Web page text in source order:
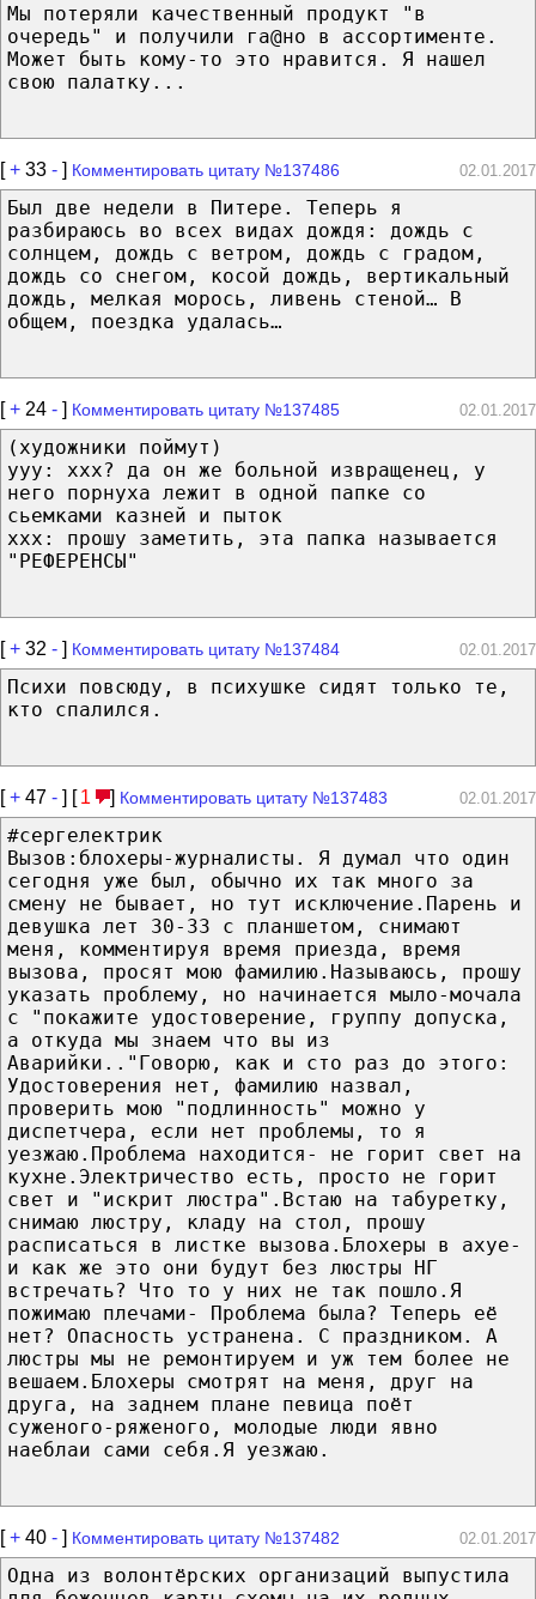
Мы потеряли качественный продукт "в
очередь" и получили га@но в ассортименте.
Может быть кому-то это нравится. Я нашел
свою палатку...
[+ 33 - ] Комментировать цитату №137486 02.01.2017
Был две недели в Питере. Теперь я
разбираюсь во всех видах дождя: дождь с
солнцем, дождь с ветром, дождь с градом,
дождь со снегом, косой дождь, вертикальный
дождь, мелкая морось, ливень стеной… В
общем, поездка удалась…
[+ 24 - ] Комментировать цитату №137485 02.01.2017
(художники поймут)
yyy: xxx? да он же больной извращенец, у
него порнуха лежит в одной папке со
сьемками казней и пыток
xxx: прошу заметить, эта папка называется
"РЕФЕРЕНСЫ"
[+ 32 - ] Комментировать цитату №137484 02.01.2017
Психи повсюду, в психушке сидят только те,
кто спалился.
[+ 47 - ] [ 1 ] Комментировать цитату №137483 02.01.2017
#сергелектрик
Bызов:блохеры-журналисты. Я думал что один
сегодня уже был, обычно их так много за
смену не бывает, но тут исключение.Парень и
девушка лет 30-33 с планшетом, снимают
меня, комментируя время приезда, время
вызова, просят мою фамилию.Называюсь, прошу
указать проблему, но начинается мыло-мочала
с "покажите удостоверение, группу допуска,
а откуда мы знаем что вы из
Аварийки.."Говорю, как и сто раз до этого:
Удостоверения нет, фамилию назвал,
проверить мою "подлинность" можно у
диспетчера, если нет проблемы, то я
уезжаю.Проблема находится- не горит свет на
кухне.Электричество есть, просто не горит
свет и "искрит люстра".Встаю на табуретку,
снимаю люстру, кладу на стол, прошу
расписаться в листке вызова.Блохеры в ахуе-
и как же это они будут без люстры НГ
встречать? Что то у них не так пошло.Я
пожимаю плечами- Проблема была? Теперь её
нет? Опасность устранена. С праздником. А
люстры мы не ремонтируем и уж тем более не
вешаем.Блохеры смотрят на меня, друг на
друга, на заднем плане певица поёт
суженого-ряженого, молодые люди явно
наеблаи сами себя.Я уезжаю.
[+ 40 - ] Комментировать цитату №137482 02.01.2017
Одна из волонтёрских организаций выпустила